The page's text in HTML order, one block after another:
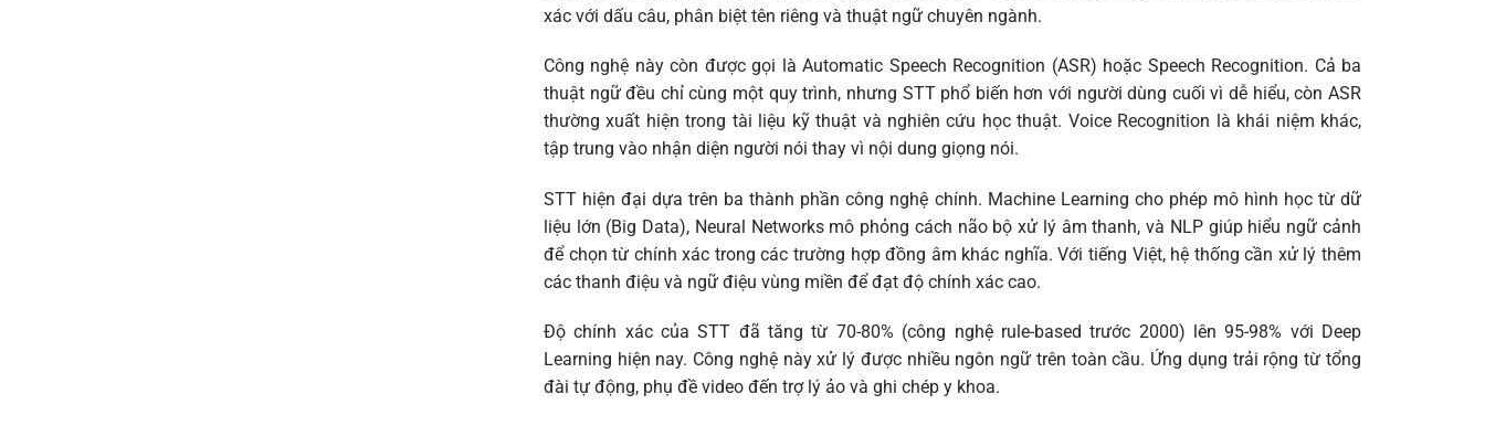
xác với dấu câu, phân biệt tên riêng và thuật ngữ chuyên ngành.
Công nghệ này còn được gọi là Automatic Speech Recognition (ASR) hoặc Speech Recognition. Cả ba
thuật ngữ đều chỉ cùng một quy trình, nhưng STT phổ biến hơn với người dùng cuối vì dễ hiểu, còn ASR
thường xuất hiện trong tài liệu kỹ thuật và nghiên cứu học thuật. Voice Recognition là khái niệm khác,
tập trung vào nhận diện người nói thay vì nội dung giọng nói.
STT hiện đại dựa trên ba thành phần công nghệ chính. Machine Learning cho phép mô hình học từ dữ
liệu lớn (Big Data), Neural Networks mô phỏng cách não bộ xử lý âm thanh, và NLP giúp hiểu ngữ cảnh
để chọn từ chính xác trong các trường hợp đồng âm khác nghĩa. Với tiếng Việt, hệ thống cần xử lý thêm
các thanh điệu và ngữ điệu vùng miền để đạt độ chính xác cao.
Độ chính xác của STT đã tăng từ 70-80% (công nghệ rule-based trước 2000) lên 95-98% với Deep
Learning hiện nay. Công nghệ này xử lý được nhiều ngôn ngữ trên toàn cầu. Ứng dụng trải rộng từ tổng
đài tự động, phụ đề video đến trợ lý ảo và ghi chép y khoa.